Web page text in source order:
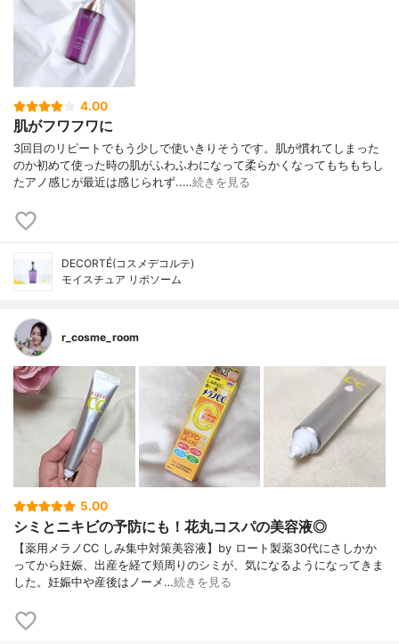
4.00
肌がフワフワに
3回目のリピートでもう少しで使いきりそうです。肌が慣れてしまった
のか初めて使った時の肌がふわふわになって柔らかくなってもちもちし
たアノ感じが最近は感じられず..…続きを見る
DECORTÉ(コスメデコルテ)
モイスチュア リポソーム
r_cosme_room
5.00
シミとニキビの予防にも！花丸コスパの美容液◎
【薬用メラノCC しみ集中対策美容液】by ロート製薬30代にさしかか
ってから妊娠、出産を経て頬周りのシミが、気になるようになってきま
した。妊娠中や産後はノーメ…続きを見る